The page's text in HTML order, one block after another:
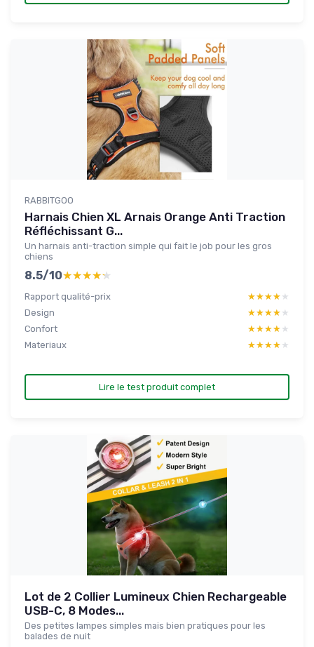
RABBITGOO
Harnais Chien XL Arnais Orange Anti Traction
Réfléchissant G...
Un harnais anti-traction simple qui fait le job pour les gros
chiens
8.5/10★★★★★
★★★★★
Rapport qualité-prix ★★★★★
★★★★★
Design
★★★★★
★★★★★
Confort
★★★★★
★★★★★
Materiaux
★★★★★
★★★★★
Lire le test produit complet
Lot de 2 Collier Lumineux Chien Rechargeable
USB-C, 8 Modes...
Des petites lampes simples mais bien pratiques pour les
balades de nuit